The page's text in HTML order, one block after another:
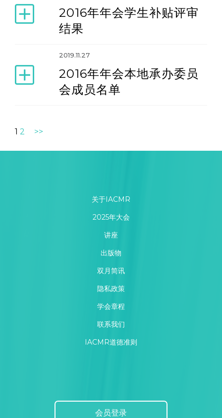
2016年年会学生补贴评审
结果
2019.11.27
2016年年会本地承办委员
会成员名单
1 2 >>
关于IACMR
2025年大会
讲座
出版物
双月简讯
隐私政策
学会章程
联系我们
IACMR道德准则
会员登录